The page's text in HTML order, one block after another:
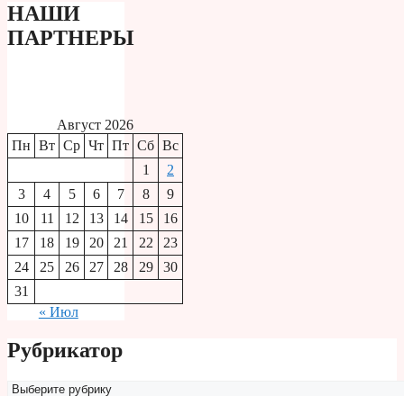
НАШИ
ПАРТНЕРЫ
Август 2026
Пн Вт Ср Чт Пт Сб Вс
1
2
3
4 5 6 7 8
9
10
11 12 13 14 15
16
17
18 19 20 21 22
23
24
25 26 27 28 29
30
31
« Июл
Рубрикатор
Рубрикатор